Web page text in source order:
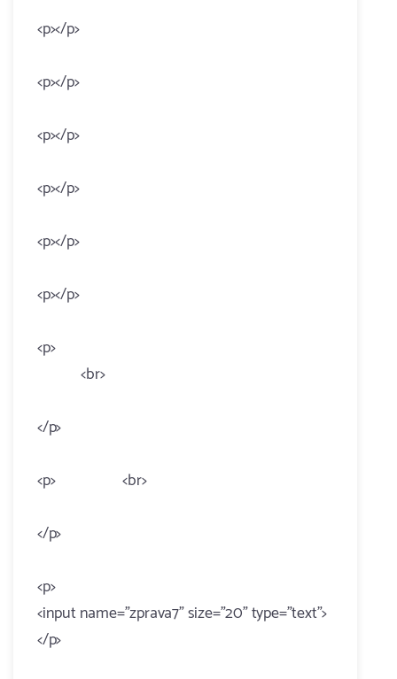
<p></p>
<p></p>
<p></p>
<p></p>
<p></p>
<p></p>
<p>
<br>
</p>
<p> <br>
</p>
<p>
<input name="zprava7" size="20" type="text">
</p>